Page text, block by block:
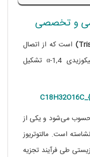
و تخصصی
است که از اتصال
سه مولکول گلوکز توسط پیوندهای گلیکوزیدی α-1,4 تشکیل
محسوب می‌شود و یکی از
است. مالتوتریوز
طی فرآیند تجزیه